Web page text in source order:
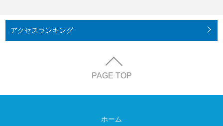
アクセスランキング
PAGE TOP
ホーム